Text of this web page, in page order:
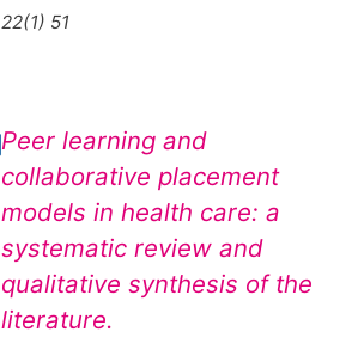
22(1) 51
Peer learning and
collaborative placement
models in health care: a
systematic review and
qualitative synthesis of the
literature.